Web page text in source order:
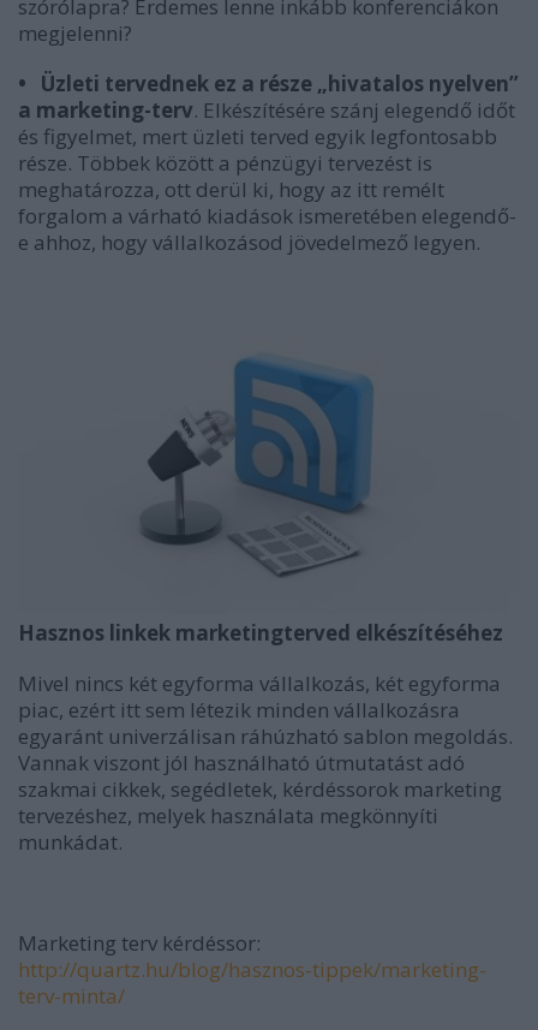
szórólapra? Érdemes lenne inkább konferenciákon
megjelenni?
• Üzleti tervednek ez a része „hivatalos nyelven”
a marketing-terv. Elkészítésére szánj elegendő időt
és figyelmet, mert üzleti terved egyik legfontosabb
része. Többek között a pénzügyi tervezést is
meghatározza, ott derül ki, hogy az itt remélt
forgalom a várható kiadások ismeretében elegendő-
e ahhoz, hogy vállalkozásod jövedelmező legyen.
Hasznos linkek marketingterved elkészítéséhez
Mivel nincs két egyforma vállalkozás, két egyforma
piac, ezért itt sem létezik minden vállalkozásra
egyaránt univerzálisan ráhúzható sablon megoldás.
Vannak viszont jól használható útmutatást adó
szakmai cikkek, segédletek, kérdéssorok marketing
tervezéshez, melyek használata megkönnyíti
munkádat.
Marketing terv kérdéssor:
http://quartz.hu/blog/hasznos-tippek/marketing-
terv-minta/